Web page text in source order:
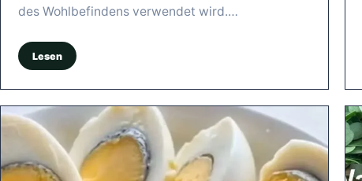
des Wohlbefindens verwendet wird.…
Lesen